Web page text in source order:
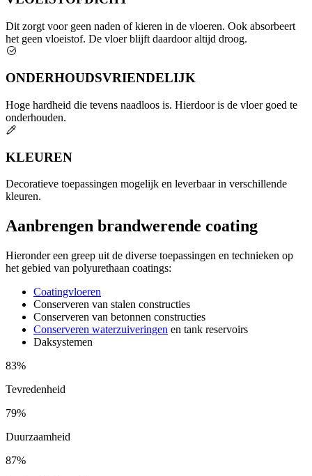
Dit zorgt voor geen naden of kieren in de vloeren. Ook absorbeert
het geen vloeistof. De vloer blijft daardoor altijd droog.
ONDERHOUDSVRIENDELIJK
Hoge hardheid die tevens naadloos is. Hierdoor is de vloer goed te
onderhouden.
KLEUREN
Decoratieve toepassingen mogelijk en leverbaar in verschillende
kleuren.
Aanbrengen brandwerende coating
Hieronder een greep uit de diverse toepassingen en technieken op
het gebied van polyurethaan coatings:
Coatingvloeren
Conserveren van stalen constructies
Conserveren van betonnen constructies
Conserveren waterzuiveringen en tank reservoirs
Daksystemen
83%
Tevredenheid
79%
Duurzaamheid
87%